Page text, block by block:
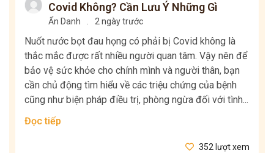
Covid Không? Cần Lưu Ý Những Gì
Ẩn Danh 2 ngày trước
Nuốt nước bọt đau họng có phải bị Covid không là
thắc mắc được rất nhiều người quan tâm. Vậy nên để
bảo vệ sức khỏe cho chính mình và người thân, bạn
cần chủ động tìm hiểu về các triệu chứng của bệnh
cũng như biện pháp điều trị, phòng ngừa đối với tình...
Đọc tiếp
352 lượt xem